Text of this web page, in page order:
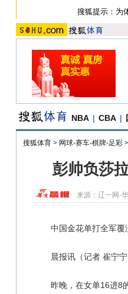
搜狐提示：为
NBA | CBA |
搜狐体育 > 网球-赛车-棋牌-足彩 >
彭帅负莎
来源： 辽一网-
中国金花单打全军覆
晨报讯（记者 崔宁宁
昨晚，在女单16进8的